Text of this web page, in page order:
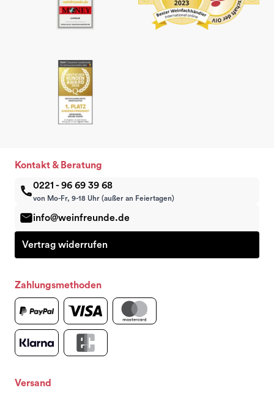
Kontakt & Beratung
0221 - 96 69 39 68
von Mo-Fr, 9-18 Uhr (außer an Feiertagen)
info@weinfreunde.de
Vertrag widerrufen
Zahlungsmethoden
Versand